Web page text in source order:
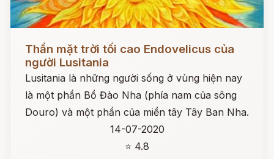
Đọc ngay
Thần mặt trời tối cao Endovelicus của
người Lusitania
Lusitania là những người sống ở vùng hiện nay
là một phần Bồ Đào Nha (phía nam của sông
Douro) và một phần của miền tây Tây Ban Nha.
14-07-2020
⭐ 4.8